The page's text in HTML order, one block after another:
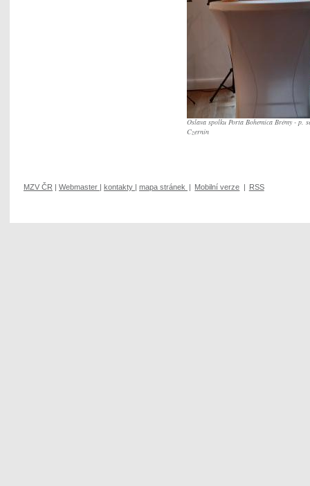
Oslava spolku Porta Bohemica Brémy - p.
Czernin
MZV ČR | Webmaster | kontakty | mapa stránek | Mobilní verze | RSS